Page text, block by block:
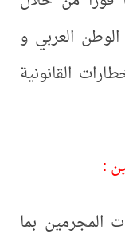
العربي و
القانونية
:
المجرمين بما